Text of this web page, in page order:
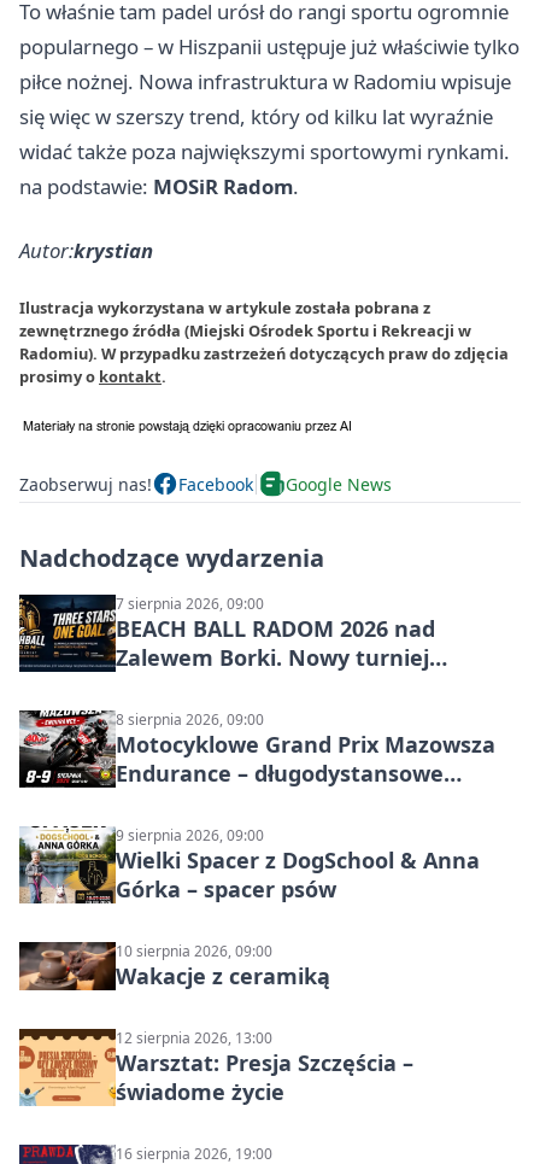
To właśnie tam padel urósł do rangi sportu ogromnie
popularnego – w Hiszpanii ustępuje już właściwie tylko
piłce nożnej. Nowa infrastruktura w Radomiu wpisuje
się więc w szerszy trend, który od kilku lat wyraźnie
widać także poza największymi sportowymi rynkami.
na podstawie: MOSiR Radom.
Autor:krystian
Ilustracja wykorzystana w artykule została pobrana z
zewnętrznego źródła (Miejski Ośrodek Sportu i Rekreacji w
Radomiu). W przypadku zastrzeżeń dotyczących praw do zdjęcia
prosimy o kontakt.
Zaobserwuj nas! Facebook Google News
Nadchodzące wydarzenia
7 sierpnia 2026, 09:00
BEACH BALL RADOM 2026 nad
Zalewem Borki. Nowy turniej
8 sierpnia 2026, 09:00
Motocyklowe Grand Prix Mazowsza
Endurance – długodystansowe
9 sierpnia 2026, 09:00
Wielki Spacer z DogSchool & Anna
Górka – spacer psów
10 sierpnia 2026, 09:00
Wakacje z ceramiką
12 sierpnia 2026, 13:00
Warsztat: Presja Szczęścia –
świadome życie
16 sierpnia 2026, 19:00